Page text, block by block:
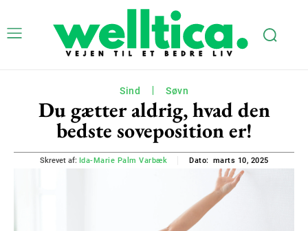
Sind Søvn
Du gætter aldrig, hvad den
bedste soveposition er!
Skrevet af: Ida-Marie Palm Varbæk Dato: marts 10, 2025